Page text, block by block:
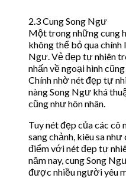
2.3 Cung Song Ngư
Một trong những cung
không thể bỏ qua chính
Ngư. Vẻ đẹp tự nhiên
nhấn về ngoại hình
Chính nhờ nét đẹp tự
nàng Song Ngư khá
cũng như hôn nhân.
Tuy nét đẹp của các cô
sang chảnh, kiêu sa
điểm với nét đẹp tự
năm nay, cung Song
được nhiều người yêu